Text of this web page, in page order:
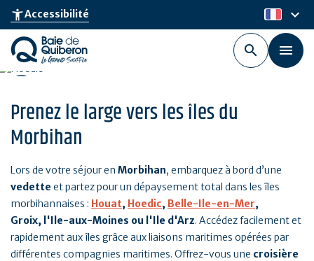
Aller
au
contenu
principal
accessibility_newAccessibilité fr
keyboard_arrow_down
Prenez le large vers les îles du
Morbihan
Lors de votre séjour en Morbihan, embarquez à bord d’une
vedette et partez pour un dépaysement total dans les îles
morbihannaises : Houat, Hoedic, Belle-Ile-en-Mer,
Groix, l'Ile-aux-Moines ou l'Ile d'Arz. Accédez facilement et
rapidement aux îles grâce aux liaisons maritimes opérées par
différentes compagnies maritimes. Offrez-vous une croisière